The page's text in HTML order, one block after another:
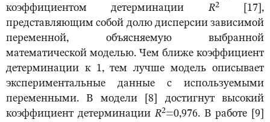
коэффициентом детерминации R2[17],
представляющим собой долю дисперсии зависимой
переменной, объясняемую выбранной
математической моделью. Чем ближе коэффициент
детерминации к 1, тем лучше модель описывает
экспериментальные данные с используемыми
переменными. В модели [8] достигнут высокий
коэффициент детерминации R2=0,976. В работе [9]